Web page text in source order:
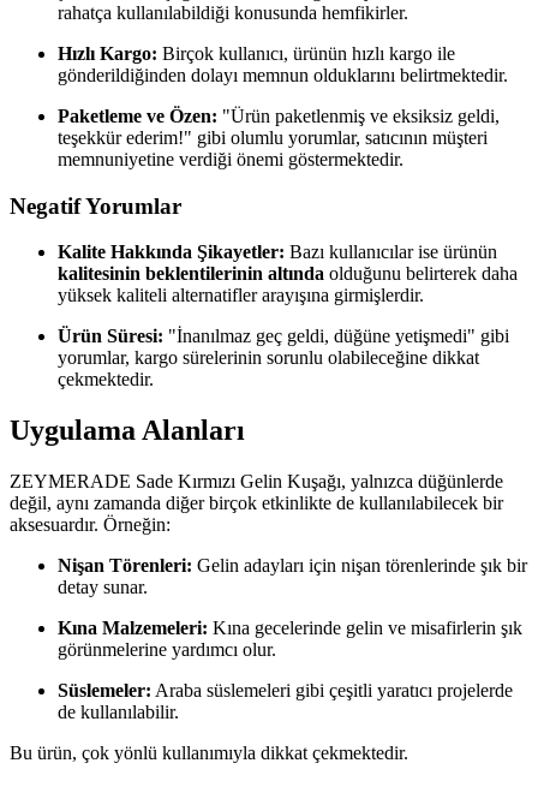
rahatça kullanılabildiği konusunda hemfikirler.
Hızlı Kargo: Birçok kullanıcı, ürünün hızlı kargo ile
gönderildiğinden dolayı memnun olduklarını belirtmektedir.
Paketleme ve Özen: "Ürün paketlenmiş ve eksiksiz geldi,
teşekkür ederim!" gibi olumlu yorumlar, satıcının müşteri
memnuniyetine verdiği önemi göstermektedir.
Negatif Yorumlar
Kalite Hakkında Şikayetler: Bazı kullanıcılar ise ürünün
kalitesinin beklentilerinin altında olduğunu belirterek daha
yüksek kaliteli alternatifler arayışına girmişlerdir.
Ürün Süresi: "İnanılmaz geç geldi, düğüne yetişmedi" gibi
yorumlar, kargo sürelerinin sorunlu olabileceğine dikkat
çekmektedir.
Uygulama Alanları
ZEYMERADE Sade Kırmızı Gelin Kuşağı, yalnızca düğünlerde
değil, aynı zamanda diğer birçok etkinlikte de kullanılabilecek bir
aksesuardır. Örneğin:
Nişan Törenleri: Gelin adayları için nişan törenlerinde şık bir
detay sunar.
Kına Malzemeleri: Kına gecelerinde gelin ve misafirlerin şık
görünmelerine yardımcı olur.
Süslemeler: Araba süslemeleri gibi çeşitli yaratıcı projelerde
de kullanılabilir.
Bu ürün, çok yönlü kullanımıyla dikkat çekmektedir.